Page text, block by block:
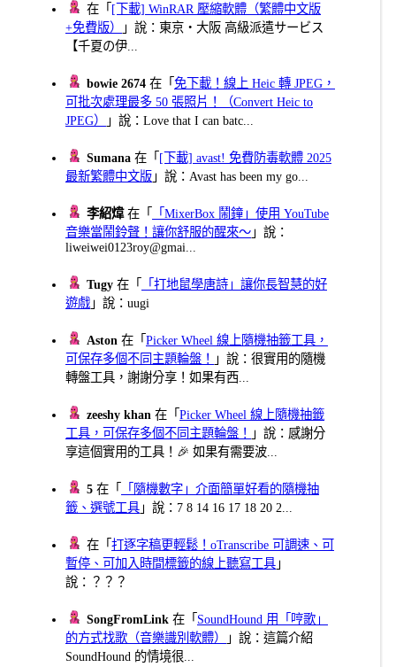
在「 [下載] WinRAR 壓縮軟體（繁體中文版
+免費版）
」說：東京・大阪 高級派遣サービス
【千夏の伊...
bowie 2674 在「免下載！線上 Heic 轉 JPEG，
可批次處理最多 50 張照片！（Convert Heic to
JPEG）
」說：Love that I can batc...
Sumana 在「 [下載] avast! 免費防毒軟體 2025
最新繁體中文版 」說：Avast has been my go...
李紹煒在「
「MixerBox 鬧鐘」使用 YouTube
音樂當鬧鈴聲！讓你舒服的醒來～ 」說：
liweiwei0123roy@gmai...
Tugy 在「
「打地鼠學唐詩」讓你長智慧的好
遊戲 」說：uugi
Aston 在「Picker Wheel 線上隨機抽籤工具，
可保存多個不同主題輪盤！
」說：很實用的隨機
轉盤工具，謝謝分享！如果有西...
zeeshy khan 在「Picker Wheel 線上隨機抽籤
工具，可保存多個不同主題輪盤！
」說：感謝分
享這個實用的工具！🎉 如果有需要波...
5 在「
「隨機數字」介面簡單好看的隨機抽
籤、選號工具 」說：7 8 14 16 17 18 20 2...
在「打逐字稿更輕鬆！oTranscribe 可調速、可
暫停、可加入時間標籤的線上聽寫工具 」
說：？？？
SongFromLink 在「 SoundHound 用「哼歌」
的方式找歌（音樂識別軟體）
」說：這篇介紹
SoundHound 的情境很...